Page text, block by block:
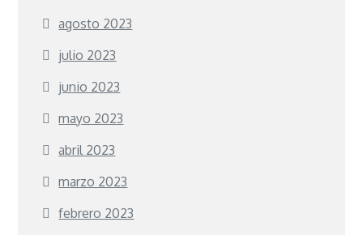
agosto 2023
julio 2023
junio 2023
mayo 2023
abril 2023
marzo 2023
febrero 2023